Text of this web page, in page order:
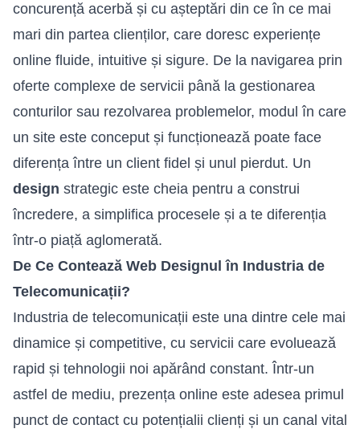
concurență acerbă și cu așteptări din ce în ce mai
mari din partea clienților, care doresc experiențe
online fluide, intuitive și sigure. De la navigarea prin
oferte complexe de servicii până la gestionarea
conturilor sau rezolvarea problemelor, modul în care
un site este conceput și funcționează poate face
diferența între un client fidel și unul pierdut. Un
design strategic este cheia pentru a construi
încredere, a simplifica procesele și a te diferenția
într-o piață aglomerată.
De Ce Contează Web Designul în Industria de
Telecomunicații?
Industria de telecomunicații este una dintre cele mai
dinamice și competitive, cu servicii care evoluează
rapid și tehnologii noi apărând constant. Într-un
astfel de mediu, prezența online este adesea primul
punct de contact cu potențialii clienți și un canal vital